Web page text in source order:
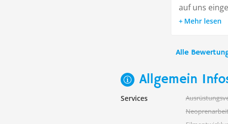
auf uns
Mehr lesen
Alle
Allgemein
Services